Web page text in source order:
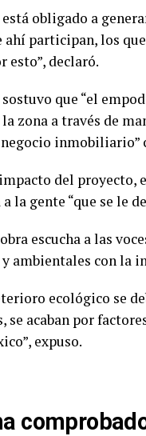
está obligado a
ahí participan, los
esto”, declaró.
que “el
zona a través de
inmobiliario”
del proyecto,
la gente “que se le
escucha a las
ambientales con la
ecológico se
se acaban por
expuso.